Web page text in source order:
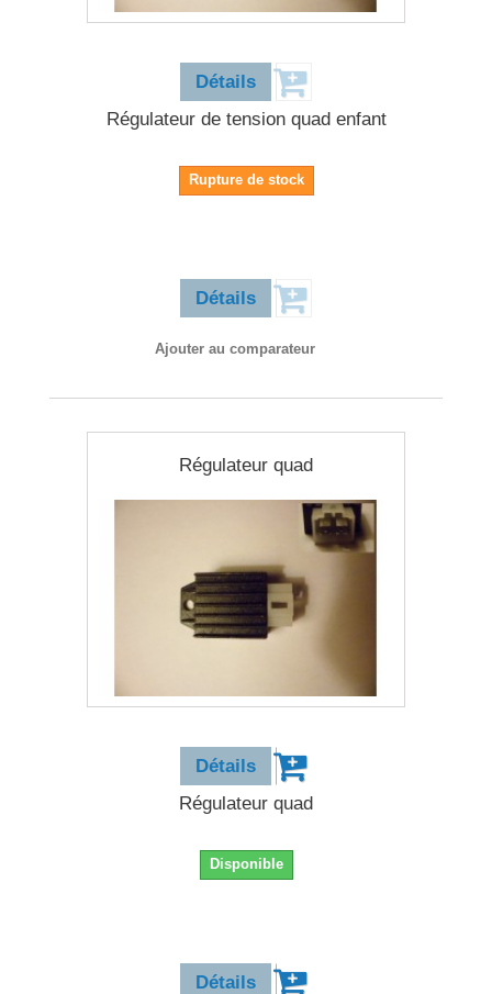
Détails
Régulateur de tension quad enfant
Rupture de stock
Détails
Ajouter au comparateur
Régulateur quad
Détails
Régulateur quad
Disponible
Détails